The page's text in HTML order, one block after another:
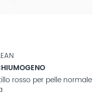
rosso per pelle normale